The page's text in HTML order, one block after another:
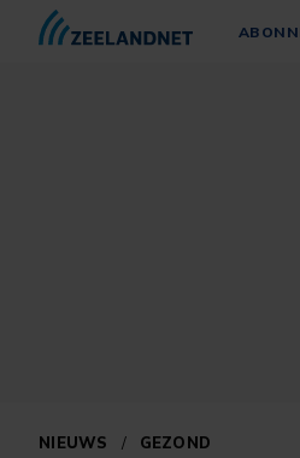
NIEUWS / GEZOND